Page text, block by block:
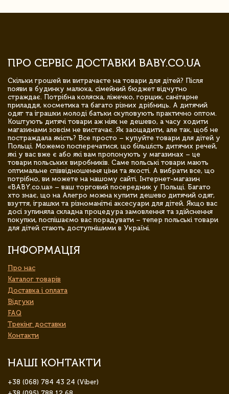
ПРО СЕРВІС ДОСТАВКИ BABY.CO.UA
Скільки грошей ви витрачаєте на товари для дітей? Після
появи в будинку малюка, сімейний бюджет відчутно
страждає. Потрібна коляска, ліжечко, горщик, санітарне
приладдя, косметика та багато різних дрібниць. А дитячий
одяг та іграшки молоді батьки скуповують практично оптом.
Коштують дитячі товари аж ніяк не дешево, а часу ходити
магазинами зовсім не вистачає. Як заощадити, але так, щоб не
постраждала якість? Все просто – купуйте товари для дітей у
Польщі. Можемо посперечатися, що більшість дитячих речей,
які у вас вже є або які вам пропонують у магазинах – це
товари польських виробників. Саме польські товари мають
оптимальне співвідношення ціни та якості. А вибрати все, що
потрібно, ви можете на нашому сайті. Інтернет-магазин
«BABY.co.ua» – ваш торговий посередник у Польщі. Багато
хто знає, що на Алегро можна купити дешево дитячий одяг,
взуття, іграшки та різноманітні аксесуари для дітей. Якщо вас
досі зупиняла складна процедура замовлення та здійснення
покупки, поспішаємо вас порадувати – тепер польські товари
для дітей стають доступнішими в Україні.
ІНФОРМАЦІЯ
Про нас
Каталог товарів
Доставка і оплата
Відгуки
FAQ
Трекінг доставки
Контакти
НАШІ КОНТАКТИ
+38 (068) 784 43 24 (Viber)